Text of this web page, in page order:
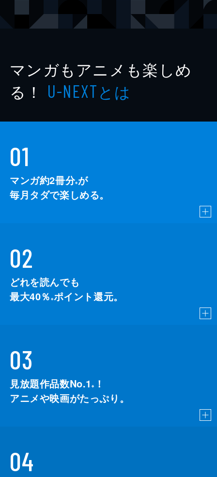
マンガもアニメも楽しめ
る！ U-NEXTとは
01
マンガ約2冊分※が
毎月タダで楽しめる。
02
どれを読んでも
最大40％ ※ポイント還元。
03
見放題作品数No.1 ※
！
アニメや映画がたっぷり。
04